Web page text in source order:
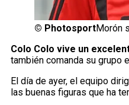
© PhotosportMorón
Colo Colo vive un
también comanda su grupo
El día de ayer, el equipo
las buenas figuras que ha